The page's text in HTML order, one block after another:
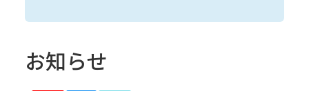
お知らせ